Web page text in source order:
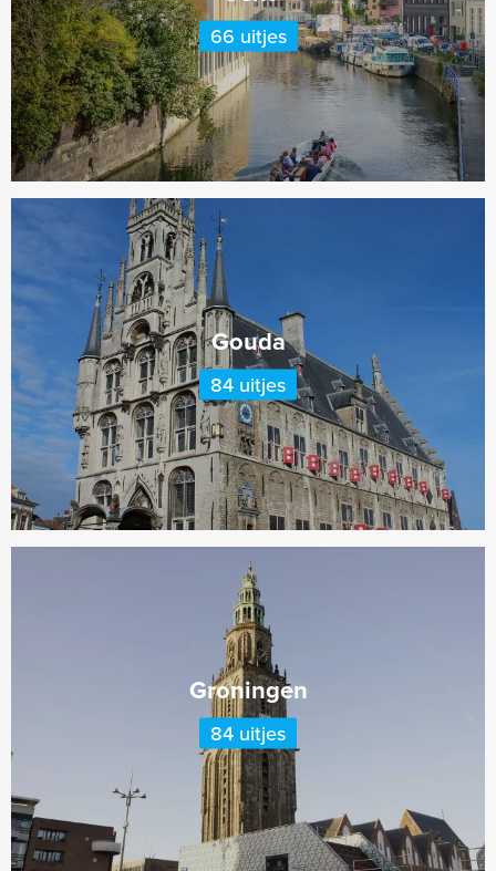
66 uitjes
Gouda
84 uitjes
Groningen
84 uitjes